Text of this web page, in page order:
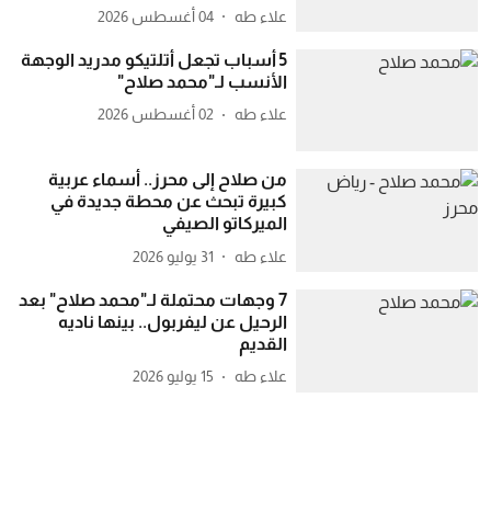
علاء طه 04 أغسطس 2026
5 أسباب تجعل أتلتيكو مدريد الوجهة
الأنسب لـ"محمد صلاح"
علاء طه 02 أغسطس 2026
من صلاح إلى محرز.. أسماء عربية
كبيرة تبحث عن محطة جديدة في
الميركاتو الصيفي
علاء طه 31 يوليو 2026
7 وجهات محتملة لـ"محمد صلاح" بعد
الرحيل عن ليفربول.. بينها ناديه
القديم
علاء طه 15 يوليو 2026